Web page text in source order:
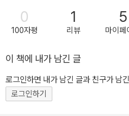
던 소녀와 아이러니하게도 그 소녀를
또 한 소녀의 이야기가 환상적인 요정마을을 배경으로 독특하고 달콤
는 고양이, 다람쥐 등 사랑스러운 소재
이끌어가는 재닛 테일러 라일의 작품이
스토리텔링 안에 생각할 거리를 탁월하
품에서도 ‘요정마을’이라는 환상적인
0
100자평
1
리뷰
5
마이페
이 책에 내가 남긴 글
로그인하면 내가 남긴 글과 친구가 남
로그인하기